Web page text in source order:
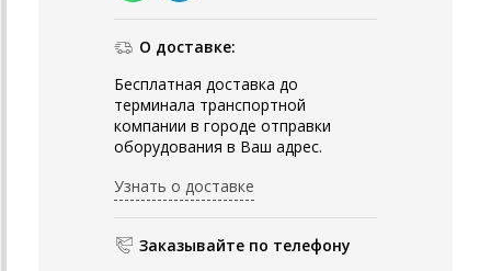
О доставке:
Бесплатная доставка до
терминала транспортной
компании в городе отправки
оборудования в Ваш адрес.
Узнать о доставке
Заказывайте по телефону